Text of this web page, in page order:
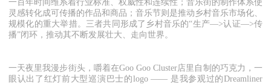
一百年时间维系着行业标准、权威性和连续性；音乐街的制作体系使
灵感转化成可传播的作品和商品；音乐节则是推动乡村音乐市场化、
规模化的重大举措。三者共同形成了乡村音乐的“生产—>认证—>传
播”闭环，推动其不断发展壮大、走向世界。
一天夜里我漫步街头，嚼着在Goo Goo Cluster店里自制的巧克力，一
眼认出了红灯前大型巡演巴士的logo —— 是我参观过的Dreamliner